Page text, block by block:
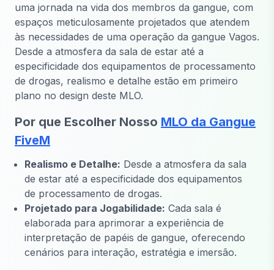
uma jornada na vida dos membros da gangue, com
espaços meticulosamente projetados que atendem
às necessidades de uma operação da gangue Vagos.
Desde a atmosfera da sala de estar até a
especificidade dos equipamentos de processamento
de drogas, realismo e detalhe estão em primeiro
plano no design deste MLO.
Por que Escolher Nosso MLO da Gangue
FiveM
Realismo e Detalhe: Desde a atmosfera da sala
de estar até a especificidade dos equipamentos
de processamento de drogas.
Projetado para Jogabilidade: Cada sala é
elaborada para aprimorar a experiência de
interpretação de papéis de gangue, oferecendo
cenários para interação, estratégia e imersão.